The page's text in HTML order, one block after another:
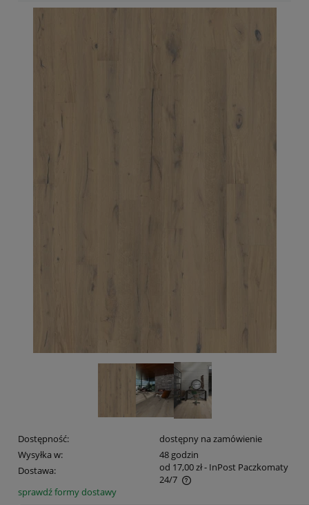
Dostępność:
dostępny na zamówienie
Wysyłka w:
48 godzin
Dostawa:
od 17,00 zł- InPost Paczkomaty
24/7
Cena nie zawiera ewentualnych kosztów płatności
sprawdź formy dostawy